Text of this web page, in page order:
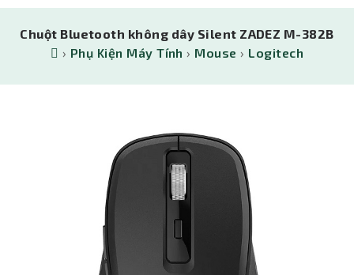
Chuột Bluetooth không dây Silent ZADEZ M-382B
› Phụ Kiện Máy Tính › Mouse › Logitech